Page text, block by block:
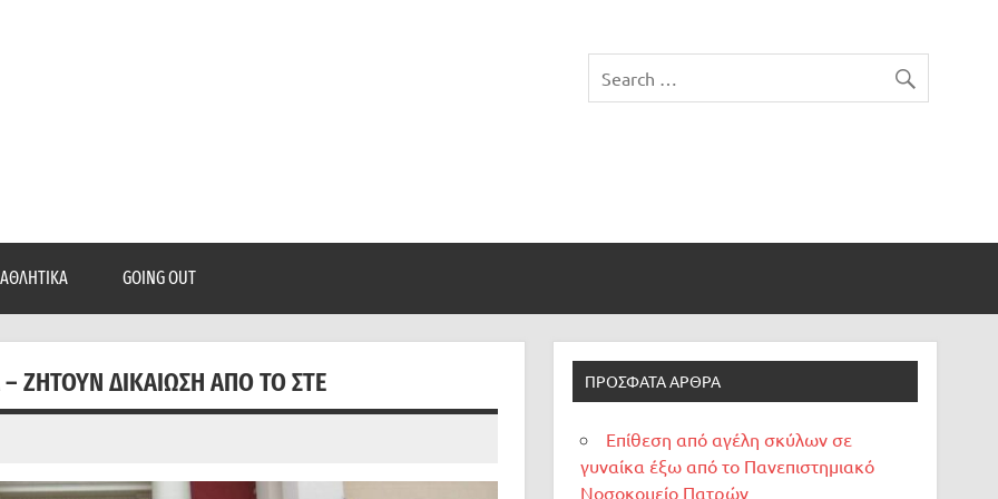
ΑΘΛΗΤΙΚΆ GOING OUT
ΖΗΤΟΎΝ ΔΙΚΑΊΩΣΗ ΑΠΌ ΤΟ ΣΤΕ ΠΡΌΣΦΑΤΑ ΆΡΘΡΑ
Επίθεση από αγέλη σκύλων σε
γυναίκα έξω από το Πανεπιστημιακό
Νοσοκομείο Πατρών